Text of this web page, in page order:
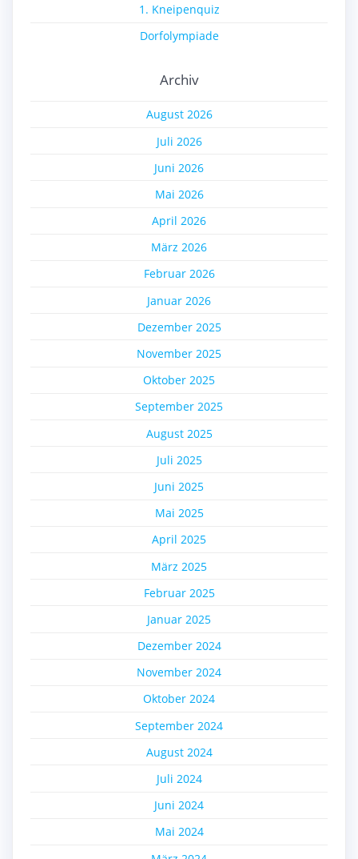
1. Kneipenquiz
Dorfolympiade
Archiv
August 2026
Juli 2026
Juni 2026
Mai 2026
April 2026
März 2026
Februar 2026
Januar 2026
Dezember 2025
November 2025
Oktober 2025
September 2025
August 2025
Juli 2025
Juni 2025
Mai 2025
April 2025
März 2025
Februar 2025
Januar 2025
Dezember 2024
November 2024
Oktober 2024
September 2024
August 2024
Juli 2024
Juni 2024
Mai 2024